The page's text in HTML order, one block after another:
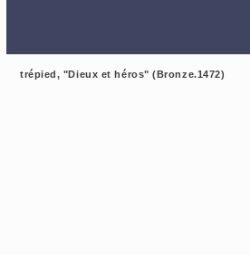
trépied, "Dieux et héros" (Bronze.1472)